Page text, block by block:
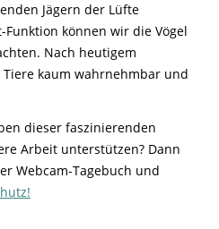
Jägern der Lüfte
können wir die Vögel
Nach heutigem
kaum wahrnehmbar und
dieser faszinierenden
Arbeit unterstützen? Dann
Webcam-Tagebuch und